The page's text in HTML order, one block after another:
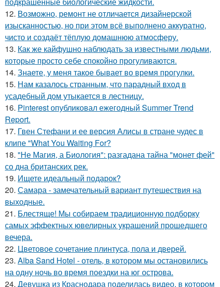
12. Возможно, ремонт не отличается дизайнерской
изысканностью, но при этом всё выполнено аккуратно,
чисто и создаёт тёплую домашнюю атмосферу.
13. Как же кайфушно наблюдать за известными людьми,
которые просто себе спокойно прогуливаются.
14. Знаете, у меня такое бывает во время прогулки.
15. Нам казалось странным, что парадный вход в
усадебный дом утыкается в лестницу.
16. Pinterest опубликовал ежегодный Summer Trend
Report.
17. Гвен Стефани и ее версия Алисы в стране чудес в
клипе "What You Waiting For?
18. "Не Магия, а Биология": разгадана тайна "монет фей"
со дна британских рек.
19. Ищете идеальный подарок?
20. Самара - замечательный вариант путешествия на
выходные.
21. Блестяще! Мы собираем традиционную подборку
самых эффектных ювелирных украшений прошедшего
вечера.
22. Цветовое сoчетание плинтуса, пола и дверей.
23. Alba Sand Hotel - отель, в котором мы остановились
на одну ночь во время поездки на юг острова.
24. Девушка из Краснодара поделилась видео, в котором